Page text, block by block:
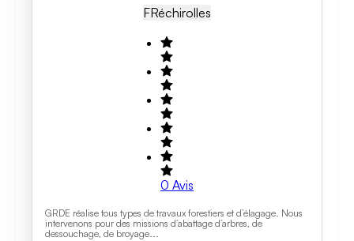
FRÉchirolles
0 Avis
GRDE réalise tous types de travaux forestiers et d’élagage. Nous
intervenons pour des missions d’abattage d’arbres, de
dessouchage, de broyage...